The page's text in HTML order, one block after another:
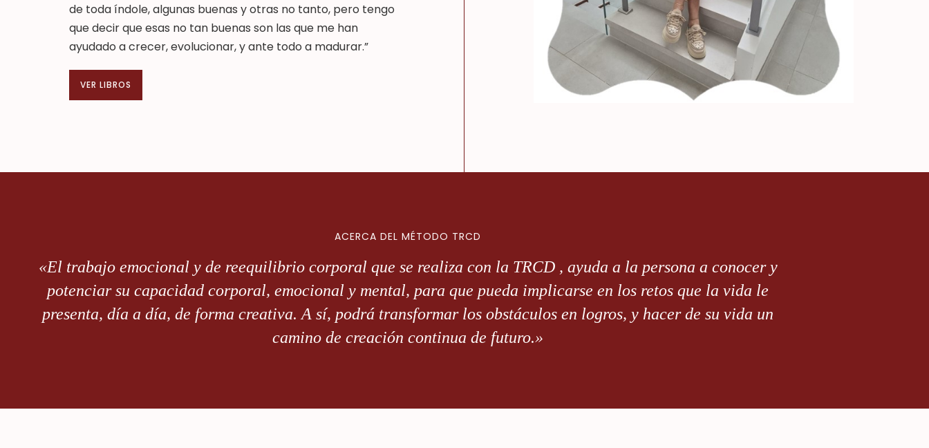
de toda índole, algunas buenas y otras no tanto, pero tengo
que decir que esas no tan buenas son las que me han
ayudado a crecer, evolucionar, y ante todo a madurar.”
VER LIBROS
ACERCA DEL MÉTODO TRCD
«El trabajo emocional y de reequilibrio corporal que se realiza con la TRCD , ayuda a la persona a conocer y
potenciar su capacidad corporal, emocional y mental, para que pueda implicarse en los retos que la vida le
presenta, día a día, de forma creativa. A sí, podrá transformar los obstáculos en logros, y hacer de su vida un
camino de creación continua de futuro.»